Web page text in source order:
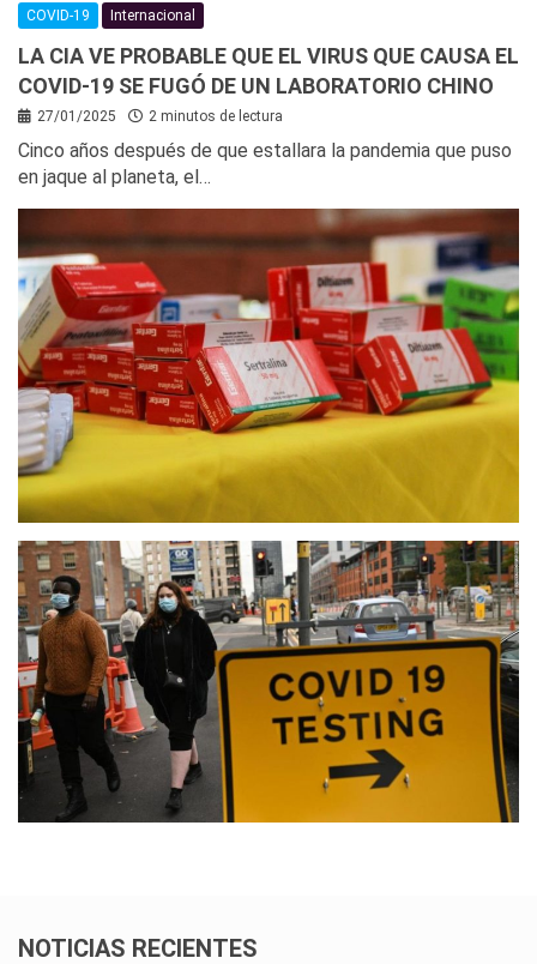
COVID-19 Internacional
LA CIA VE PROBABLE QUE EL VIRUS QUE CAUSA EL
COVID-19 SE FUGÓ DE UN LABORATORIO CHINO
27/01/2025 2 minutos de lectura
Cinco años después de que estallara la pandemia que puso
en jaque al planeta, el…
NOTICIAS RECIENTES